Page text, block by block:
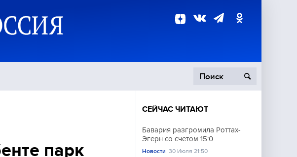
Происшествия
парк
СЕЙЧАС ЧИТАЮТ
Бавария разгромила Роттах-
Эгерн со счетом 15:0
Новости 30 Июля 21:50